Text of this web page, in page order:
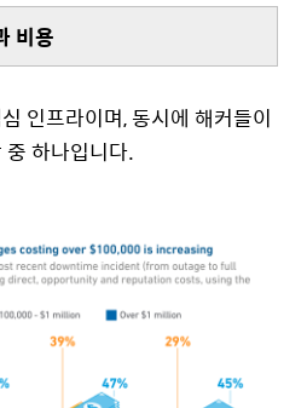
비용
인프라이며, 동시에 해커들이
하나입니다.